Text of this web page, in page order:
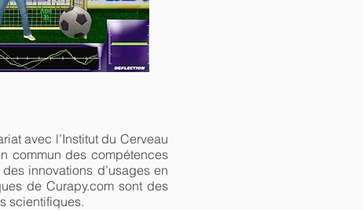
avec l’Institut du Cerveau
commun des compétences
innovations d’usages en
de Curapy.com sont des
scientifiques.